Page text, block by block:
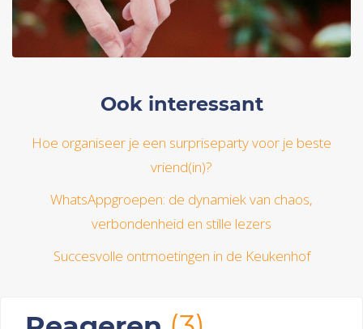
Ook interessant
Hoe organiseer je een surpriseparty voor je beste
vriend(in)?
WhatsAppgroepen: de dynamiek van chaos,
verbondenheid en stille lezers
Succesvolle ontmoetingen in de Keukenhof